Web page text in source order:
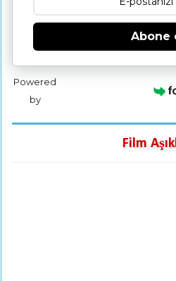
Abone
Powered
by
Film